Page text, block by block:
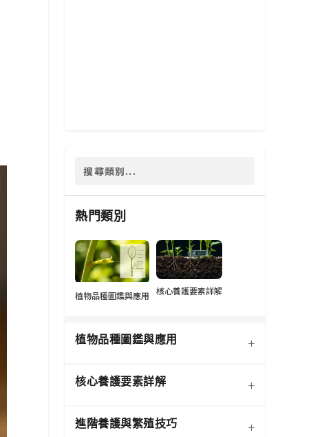
熱門類別
植物品種圖鑑與應用 核心養護要素詳解
植物品種圖鑑與應用 +
核心養護要素詳解 +
進階養護與繁殖技巧 +